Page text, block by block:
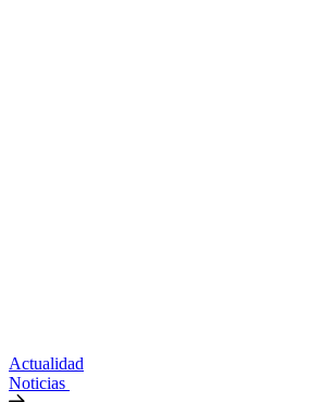
Actualidad
Noticias